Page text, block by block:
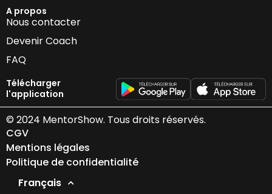
A propos
Nous contacter
Devenir Coach
FAQ
Télécharger
l'application
© 2024 MentorShow. Tous droits réservés.
CGV
Mentions légales
Politique de confidentialité
Français